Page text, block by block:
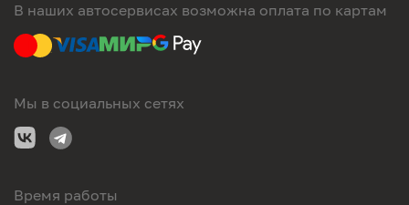
В наших автосервисах возможна оплата по картам
Мы в социальных сетях
Время работы